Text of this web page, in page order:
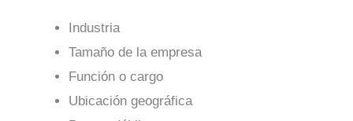
Industria
Tamaño de la empresa
Función o cargo
Ubicación geográfica